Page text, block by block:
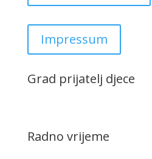
Impressum
Grad prijatelj djece
Radno vrijeme